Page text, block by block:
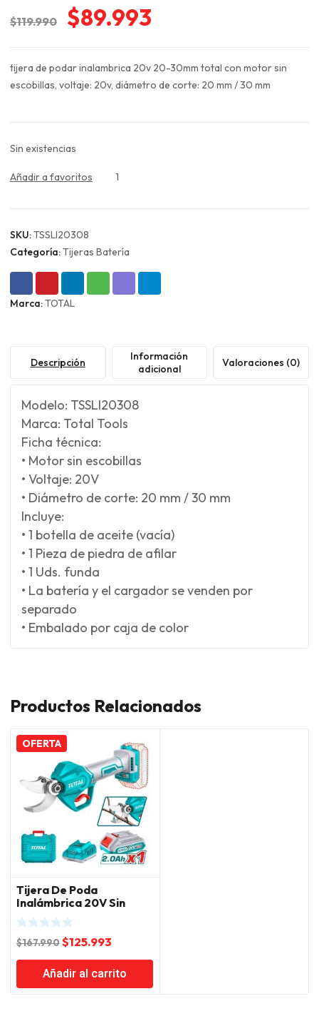
$119.990
El
original
era:
$89.993
actual
es:
tijera de podar inalambrica 20v 20-30mm total con motor sin
escobillas, voltaje: 20v, diámetro de corte: 20 mm / 30 mm
Sin existencias
Añadir a favoritos 1
SKU:TSSLI20308
Categoría:Tijeras Batería
Marca:TOTAL
Descripción
Información
adicional
Valoraciones (0)
Modelo: TSSLI20308
Marca: Total Tools
Ficha técnica:
• Motor sin escobillas
• Voltaje: 20V
• Diámetro de corte: 20 mm / 30 mm
Incluye:
• 1 botella de aceite (vacía)
• 1 Pieza de piedra de afilar
• 1 Uds. funda
• La batería y el cargador se venden por
separado
• Embalado por caja de color
Productos Relacionados
OFERTA
Tijera De Poda
Inalámbrica 20V Sin
Carbones Total
$167.990El
precio
original
era:
$125.993
precio
actual
es:
Añadir al carrito